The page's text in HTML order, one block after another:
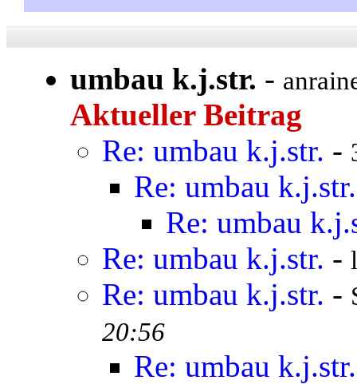
umbau k.j.str. -
Aktueller Beitrag
Re: umbau k.j.str. -
Re: umbau k.j.str.
Re: umbau
Re: umbau k.j.str. -
Re: umbau k.j.str. -
20:56
Re: umbau k.j.str.